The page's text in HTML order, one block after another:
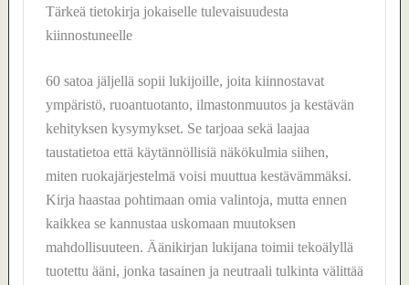
Tärkeä tietokirja jokaiselle tulevaisuudesta
kiinnostuneelle
60 satoa jäljellä sopii lukijoille, joita kiinnostavat
ympäristö, ruoantuotanto, ilmastonmuutos ja kestävän
kehityksen kysymykset. Se tarjoaa sekä laajaa
taustatietoa että käytännöllisiä näkökulmia siihen,
miten ruokajärjestelmä voisi muuttua kestävämmäksi.
Kirja haastaa pohtimaan omia valintoja, mutta ennen
kaikkea se kannustaa uskomaan muutoksen
mahdollisuuteen. Äänikirjan lukijana toimii tekoälyllä
tuotettu ääni, jonka tasainen ja neutraali tulkinta välittää